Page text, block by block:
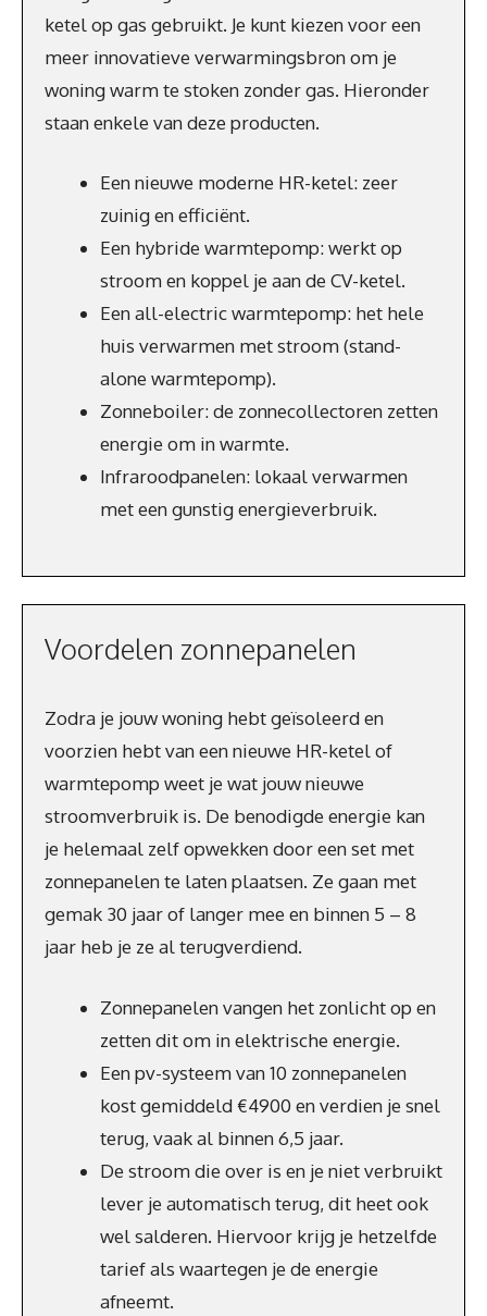
ketel op gas gebruikt. Je kunt kiezen voor een
meer innovatieve verwarmingsbron om je
woning warm te stoken zonder gas. Hieronder
staan enkele van deze producten.
Een nieuwe moderne HR-ketel: zeer
zuinig en efficiënt.
Een hybride warmtepomp: werkt op
stroom en koppel je aan de CV-ketel.
Een all-electric warmtepomp: het hele
huis verwarmen met stroom (stand-
alone warmtepomp).
Zonneboiler: de zonnecollectoren zetten
energie om in warmte.
Infraroodpanelen: lokaal verwarmen
met een gunstig energieverbruik.
Voordelen zonnepanelen
Zodra je jouw woning hebt geïsoleerd en
voorzien hebt van een nieuwe HR-ketel of
warmtepomp weet je wat jouw nieuwe
stroomverbruik is. De benodigde energie kan
je helemaal zelf opwekken door een set met
zonnepanelen te laten plaatsen. Ze gaan met
gemak 30 jaar of langer mee en binnen 5 – 8
jaar heb je ze al terugverdiend.
Zonnepanelen vangen het zonlicht op en
zetten dit om in elektrische energie.
Een pv-systeem van 10 zonnepanelen
kost gemiddeld €4900 en verdien je snel
terug, vaak al binnen 6,5 jaar.
De stroom die over is en je niet verbruikt
lever je automatisch terug, dit heet ook
wel salderen. Hiervoor krijg je hetzelfde
tarief als waartegen je de energie
afneemt.